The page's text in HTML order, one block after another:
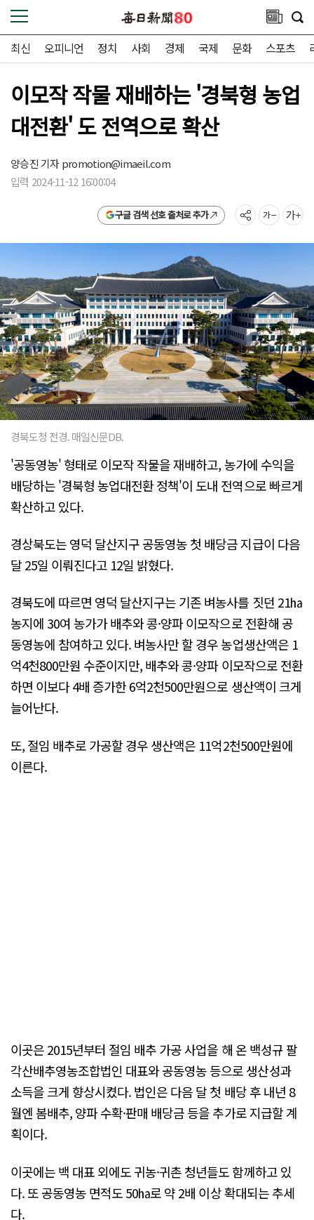
최신 오피니언 정치 사회 경제 국제 문화 스포츠
이모작 작물 재배하는 '경북형 농업
대전환' 도 전역으로 확산
양승진 기자promotion@imaeil.com
입력 2024-11-12 16:00:04
구글 검색 선호 출처로 추가
경북도청 전경. 매일신문DB.
'공동영농' 형태로 이모작 작물을 재배하고, 농가에 수익을
배당하는 '경북형 농업대전환 정책'이 도내 전역으로 빠르게
확산하고 있다.
경상북도는 영덕 달산지구 공동영농 첫 배당금 지급이 다음
달 25일 이뤄진다고 12일 밝혔다.
경북도에 따르면 영덕 달산지구는 기존 벼농사를 짓던 21㏊
농지에 30여 농가가 배추와 콩·양파 이모작으로 전환해 공
동영농에 참여하고 있다. 벼농사만 할 경우 농업생산액은 1
억4천800만원 수준이지만, 배추와 콩·양파 이모작으로 전환
하면 이보다 4배 증가한 6억2천500만원으로 생산액이 크게
늘어난다.
또, 절임 배추로 가공할 경우 생산액은 11억2천500만원에
이른다.
이곳은 2015년부터 절임 배추 가공 사업을 해 온 백성규 팔
각산배추영농조합법인 대표와 공동영농 등으로 생산성과
소득을 크게 향상시켰다. 법인은 다음 달 첫 배당 후 내년 8
월엔 봄배추, 양파 수확·판매 배당금 등을 추가로 지급할 계
획이다.
이곳에는 백 대표 외에도 귀농·귀촌 청년들도 함께하고 있
다. 또 공동영농 면적도 50㏊로 약 2배 이상 확대되는 추세
다.